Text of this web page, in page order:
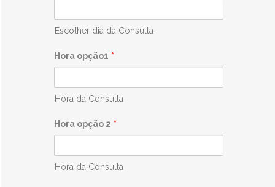
Escolher dia da Consulta
Hora opção1 *
Hora da Consulta
Hora opção 2 *
Hora da Consulta